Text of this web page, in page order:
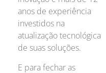
anos de experiência
investidos na
atualização tecnológica
de suas soluções.
E para fechar as